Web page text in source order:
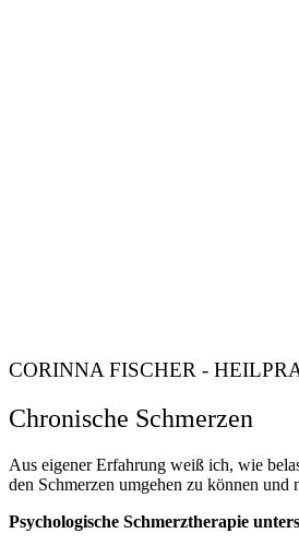
CORINNA FISCHER -
Chronische Schmerzen
Aus eigener Erfahrung weiß ich, wie
den Schmerzen umgehen zu können
Psychologische Schmerztherapie